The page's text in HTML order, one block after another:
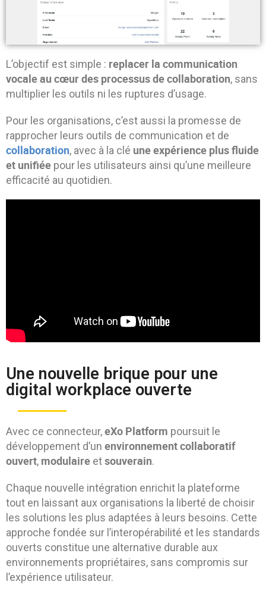
L’objectif est simple : replacer la communication
vocale au cœur des processus de collaboration, sans
multiplier les outils ni les ruptures d’usage.
Pour les organisations, c’est aussi la promesse de
rapprocher leurs outils de communication et de
collaboration, avec à la clé une expérience plus fluide
et unifiée pour les utilisateurs ainsi qu’une meilleure
efficacité au quotidien.
Une nouvelle brique pour une
digital workplace ouverte
Avec ce connecteur,eXo Platform poursuit le
développement d’un environnement collaboratif
ouvert, modulaire etsouverain.
Chaque nouvelle intégration enrichit la plateforme
tout en laissant aux organisations la liberté de choisir
les solutions les plus adaptées à leurs besoins. Cette
approche fondée sur l’interopérabilité et les standards
ouverts constitue une alternative durable aux
environnements propriétaires, sans compromis sur
l’expérience utilisateur.